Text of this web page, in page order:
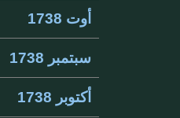
أوت 1738
سبتمبر 1738
أكتوبر 1738